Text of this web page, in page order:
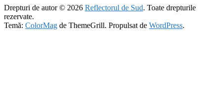
Drepturi de autor © 2026 Reflectorul de Sud. Toate drepturile
rezervate.
Temă: ColorMag de ThemeGrill. Propulsat de WordPress.